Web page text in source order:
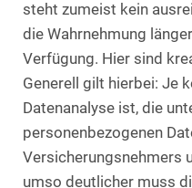
steht zumeist kein
die Wahrnehmung
Verfügung. Hier sind
Generell gilt hierbei: Je
Datenanalyse ist, die
personenbezogenen
Versicherungsnehmers
umso deutlicher muss